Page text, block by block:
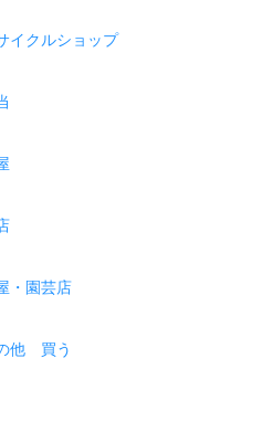
イクルショップ
・園芸店
他 買う